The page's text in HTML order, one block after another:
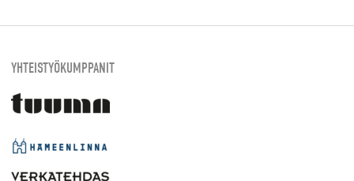
YHTEISTYÖKUMPPANIT